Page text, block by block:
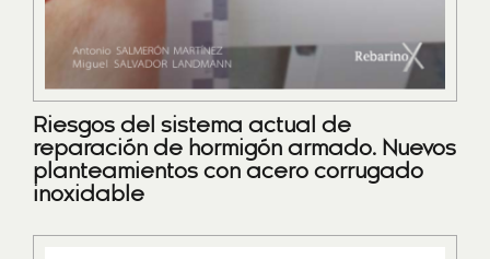
Riesgos del sistema actual de
reparación de hormigón armado. Nuevos
planteamientos con acero corrugado
inoxidable